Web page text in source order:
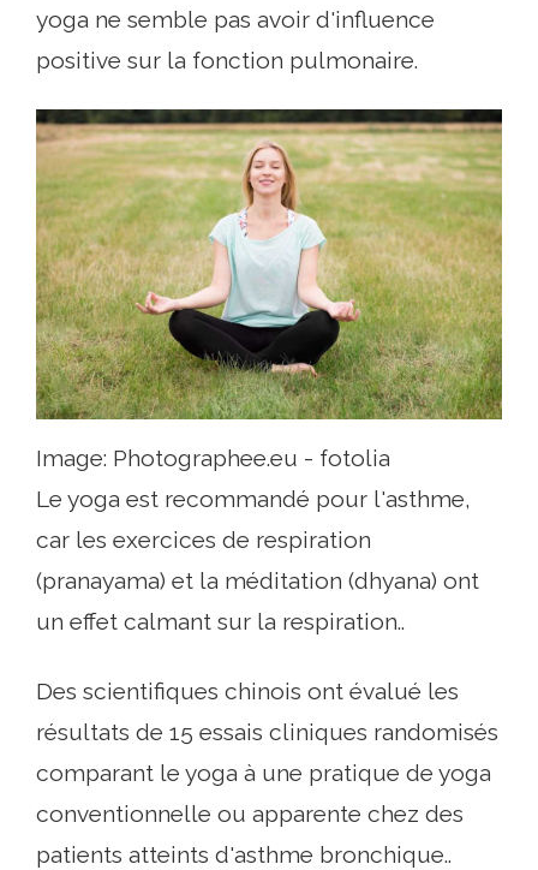
yoga ne semble pas avoir d'influence
positive sur la fonction pulmonaire.
Image: Photographee.eu - fotolia
Le yoga est recommandé pour l'asthme,
car les exercices de respiration
(pranayama) et la méditation (dhyana) ont
un effet calmant sur la respiration..
Des scientifiques chinois ont évalué les
résultats de 15 essais cliniques randomisés
comparant le yoga à une pratique de yoga
conventionnelle ou apparente chez des
patients atteints d'asthme bronchique..